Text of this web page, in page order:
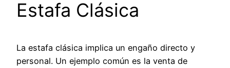
Estafa Clásica
La estafa clásica implica un engaño directo y
personal. Un ejemplo común es la venta de